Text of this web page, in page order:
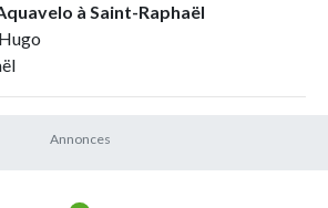
à Saint-Raphaël